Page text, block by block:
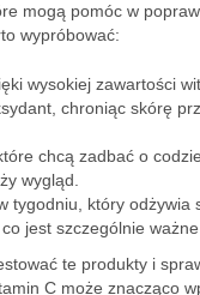
mogą pomóc w
wypróbować:
wysokiej zawartości
chroniąc skórę
chcą zadbać o
wygląd.
tygodniu, który odżywia
jest szczególnie
te produkty i
C może znacząco